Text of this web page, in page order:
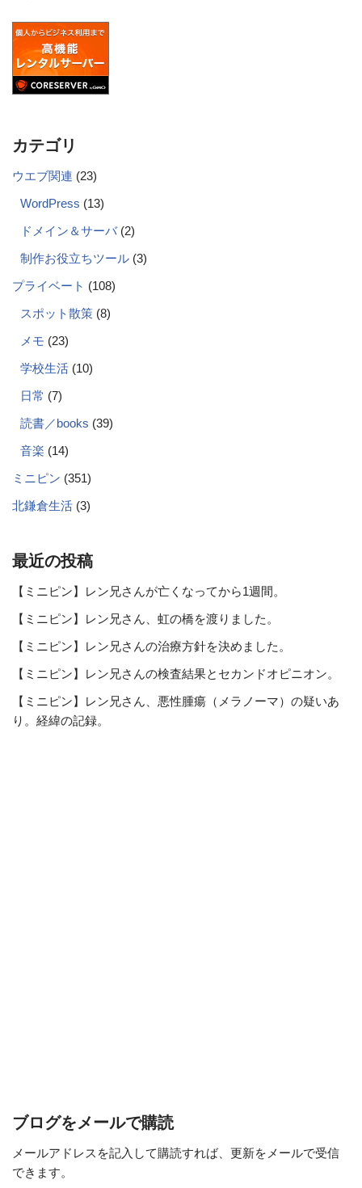
カテゴリ
ウエブ関連 (23)
WordPress (13)
ドメイン＆サーバ(2)
制作お役立ちツール (3)
プライベート (108)
スポット散策 (8)
メモ (23)
学校生活 (10)
日常 (7)
読書／books (39)
音楽 (14)
ミニピン (351)
北鎌倉生活 (3)
最近の投稿
【ミニピン】レン兄さんが亡くなってから1週間。
【ミニピン】レン兄さん、虹の橋を渡りました。
【ミニピン】レン兄さんの治療方針を決めました。
【ミニピン】レン兄さんの検査結果とセカンドオピニオン。
【ミニピン】レン兄さん、悪性腫瘍（メラノーマ）の疑いあ
り。経緯の記録。
ブログをメールで購読
メールアドレスを記入して購読すれば、更新をメールで受信
できます。